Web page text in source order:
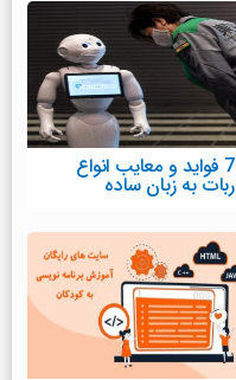
7 فواید و معایب انواع
ربات به زبان ساده